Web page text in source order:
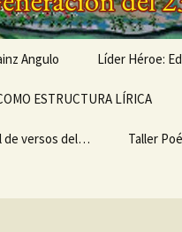
Angulo
Escritura
Líder Héroe:
OBRAS
LEGADO
ESTRUCTURA LÍRICA
de versos del… Taller